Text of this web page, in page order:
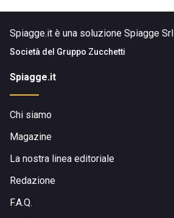
Spiagge.it è una soluzione Spiagge Srl
Società del Gruppo Zucchetti
Spiagge.it
Chi siamo
Magazine
La nostra linea editoriale
Redazione
F.A.Q.